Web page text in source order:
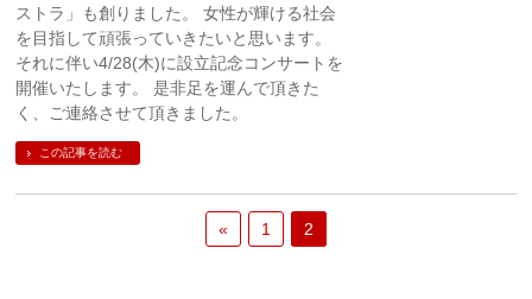
ストラ」も創りました。 女性が輝ける社会
を目指して頑張っていきたいと思います。
それに伴い4/28(木)に設立記念コンサートを
開催いたします。 是非足を運んで頂きた
く、ご連絡させて頂きました。
この記事を読む
« 1 2